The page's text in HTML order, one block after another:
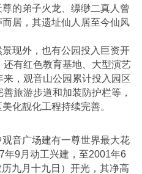
的弟子火龙、缥缈二真人曾
居，其遗址仙人居至今仙风
现外，也有公园投入巨资开
有红色教育基地、大型演艺
，观音山公园累计投入园区
旅游步道和加装防护栏等，
化靓化工程持续完善。
音广场建有一尊世界最大花
年9月动工兴建，至2001年6
九月十九日）开光，其净高